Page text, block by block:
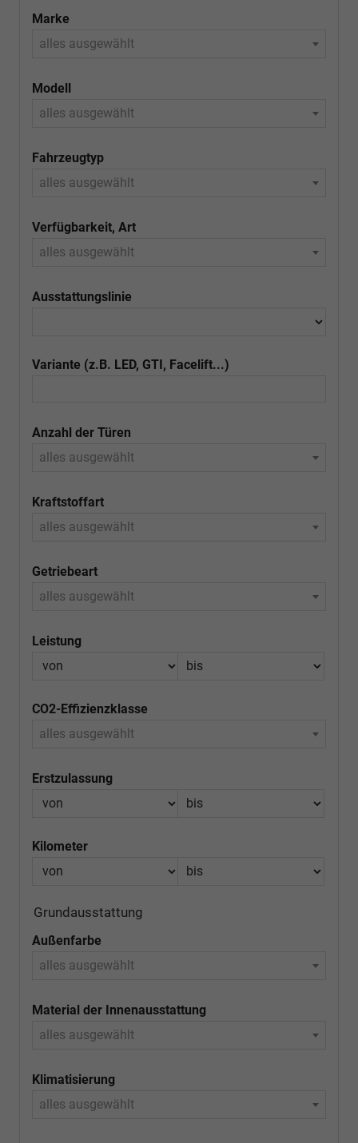
Marke
alles ausgewählt
Modell
alles ausgewählt
Fahrzeugtyp
alles ausgewählt
Verfügbarkeit, Art
alles ausgewählt
Ausstattungslinie
Variante (z.B. LED, GTI, Facelift...)
Anzahl der Türen
alles ausgewählt
Kraftstoffart
alles ausgewählt
Getriebeart
alles ausgewählt
Leistung
CO2-Effizienzklasse
alles ausgewählt
Erstzulassung
Kilometer
Grundausstattung
Außenfarbe
alles ausgewählt
Material der Innenausstattung
alles ausgewählt
Klimatisierung
alles ausgewählt